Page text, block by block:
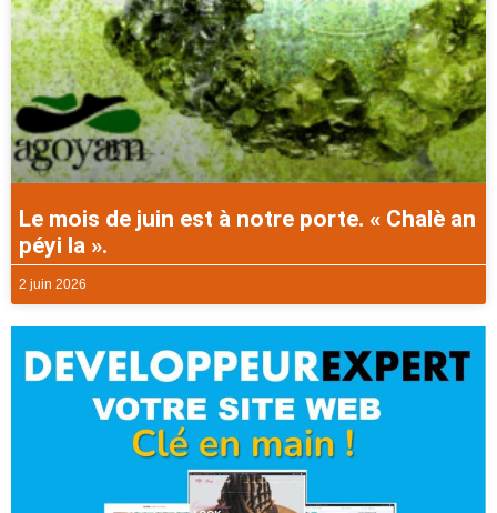
Le mois de juin est à notre porte. « Chalè an
péyi la ».
2 juin 2026